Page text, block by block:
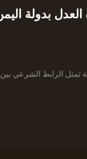
بدولة
تمثل الرابط الشرعي